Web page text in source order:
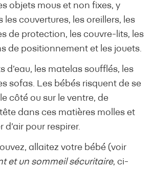
objets mous et non fixes, y
les couvertures, les oreillers, les
de protection, les couvre-lits, les
de positionnement et les jouets.
d’eau, les matelas soufflés, les
sofas. Les bébés risquent de se
côté ou sur le ventre, de
tête dans ces matières molles et
d’air pour respirer.
allaitez votre bébé (voir
et un sommeil sécuritaire, ci-